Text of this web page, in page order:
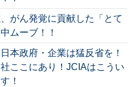
がん発覚に貢献した「とて
ムーブ！！
本政府・企業は猛反省を！
ここにあり！JCIAはこうい
！